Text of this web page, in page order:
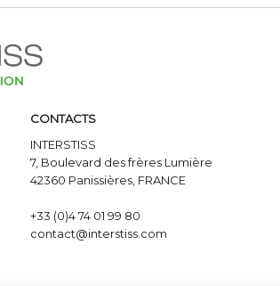
CONTACTS
INTERSTISS
7, Boulevard des frères Lumière
42360 Panissières, FRANCE
+33 (0)4 74 01 99 80
contact@interstiss.com